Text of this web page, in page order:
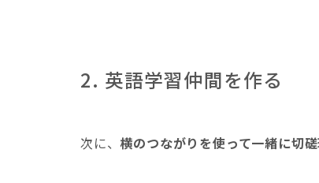
2. 英語学習仲間を作る
次に、 横のつながりを使って一緒に切